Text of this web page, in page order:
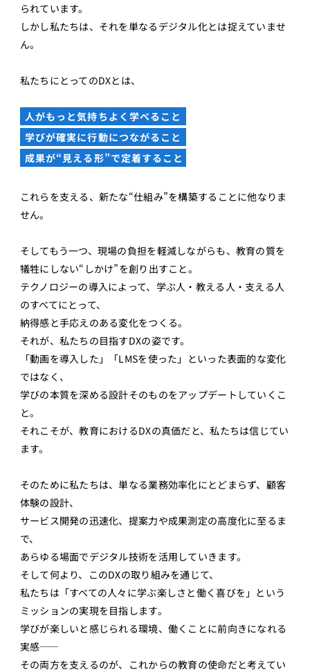
られています。
しかし私たちは、それを単なるデジタル化とは捉えていませ
ん。
私たちにとってのDXとは、
人がもっと気持ちよく学べること
学びが確実に行動につながること
成果が“見える形”で定着すること
これらを支える、新たな“仕組み”を構築することに他なりま
せん。
そしてもう一つ、現場の負担を軽減しながらも、教育の質を
犠牲にしない“しかけ”を創り出すこと。
テクノロジーの導入によって、学ぶ人・教える人・支える人
のすべてにとって、
納得感と手応えのある変化をつくる。
それが、私たちの目指すDXの姿です。
「動画を導入した」「LMSを使った」といった表面的な変化
ではなく、
学びの本質を深める設計そのものをアップデートしていくこ
と。
それこそが、教育におけるDXの真価だと、私たちは信じてい
ます。
そのために私たちは、単なる業務効率化にとどまらず、顧客
体験の設計、
サービス開発の迅速化、提案力や成果測定の高度化に至るま
で、
あらゆる場面でデジタル技術を活用していきます。
そして何より、このDXの取り組みを通じて、
私たちは「すべての人々に学ぶ楽しさと働く喜びを」という
ミッションの実現を目指します。
学びが楽しいと感じられる環境、働くことに前向きになれる
実感――
その両方を支えるのが、これからの教育の使命だと考えてい